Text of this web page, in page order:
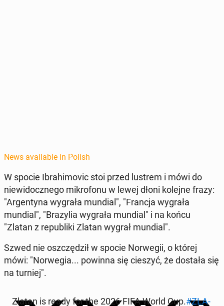
News available in Polish
W spocie Ibrahi­movic stoi przed lustrem i mówi do
niewidocznego mikro­fonu w lewej dłoni kolejne frazy:
"Ar­gen­ty­na wygrała mundial", "Francja wygrała
mundial", "Brazylia wygrała mundial" i na końcu
"Zlatan z re­pub­li­ki Zlatan wygrał mundial".
Szwed nie os­zczędz­ił w spocie Nor­wegii, o której
mówi: "Nor­we­gia... powinna się cieszyć, że dostała się
na turniej".
Zlatan is ready for the 2026 FIFA World Cup.#ZLA­